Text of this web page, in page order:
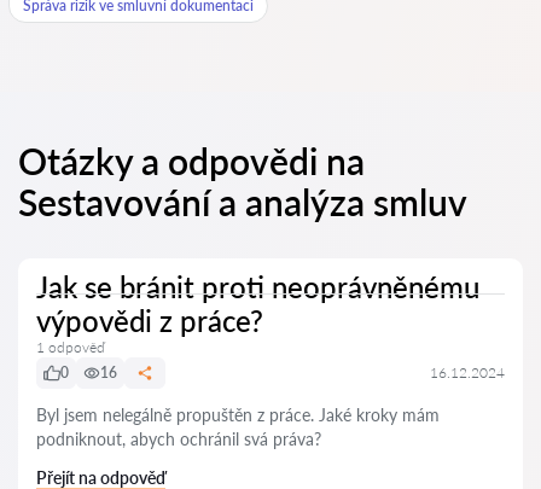
Správa rizik ve smluvní dokumentaci
Otázky a odpovědi na
Sestavování a analýza smluv
Jak se bránit proti neoprávněnému
výpovědi z práce?
1 odpověď
0
16 16.12.2024
Byl jsem nelegálně propuštěn z práce. Jaké kroky mám
podniknout, abych ochránil svá práva?
Přejít na odpověď